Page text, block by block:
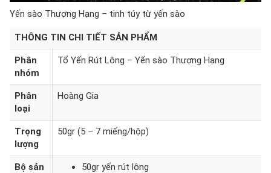
Yến sào Thượng Hạng – tinh túy từ yến sào
THÔNG TIN CHI TIẾT SẢN PHẨM
Phân
nhóm
Tổ Yến Rút Lông – Yến sào Thượng Hạng
Phân
loại
Hoàng Gia
Trọng
lượng
50gr (5 – 7 miếng/hộp)
Bộ sản
50gr yến rút lông